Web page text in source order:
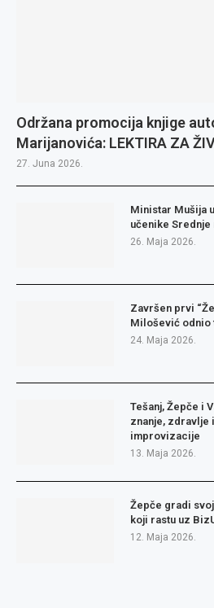
Održana promocija knjige
Marijanovića: LEKTIRA ZA
27. Juna 2026.
Ministar Mušija
učenike
26. Maja 2026.
Završen prvi
Milošević odnio
24. Maja 2026.
Tešanj, Žepče i
znanje, zdravlje
improvizacije
13. Maja 2026.
Žepče gradi
koji rastu uz
12. Maja 2026.